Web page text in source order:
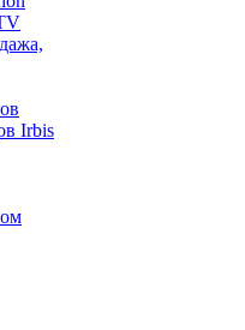
Irbis